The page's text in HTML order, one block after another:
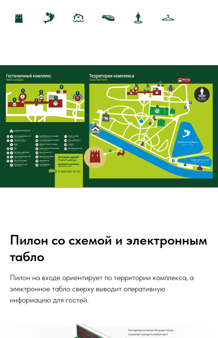
Пилон со схемой и электронным
табло
Пилон на входе ориентирует по территории комплекса, а
электронное табло сверху выводит оперативную
информацию для гостей.